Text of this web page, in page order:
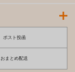
ポスト投函
おまとめ配送